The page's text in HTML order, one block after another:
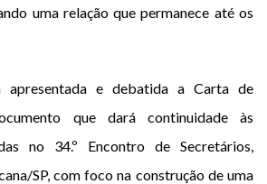
uma relação que permanece até os
apresentada e debatida a Carta de
que dará continuidade às
no 34.º Encontro de Secretários,
SP, com foco na construção de uma